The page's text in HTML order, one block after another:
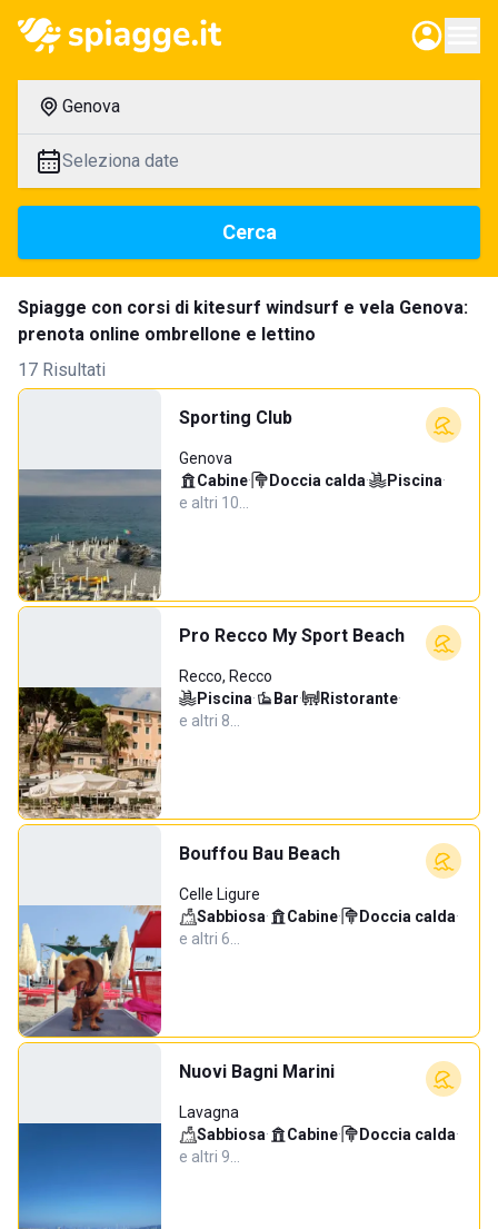
Genova
Seleziona date
Cerca
Spiagge con corsi di kitesurf windsurf e vela Genova:
prenota online ombrellone e lettino
17 Risultati
Sporting Club
Genova
Cabine· Doccia calda· Piscina·
e altri 10…
Pro Recco My Sport Beach
Recco, Recco
Piscina· Bar· Ristorante·
e altri 8…
Bouffou Bau Beach
Celle Ligure
Sabbiosa· Cabine· Doccia calda·
e altri 6…
Nuovi Bagni Marini
Lavagna
Sabbiosa· Cabine· Doccia calda·
e altri 9…